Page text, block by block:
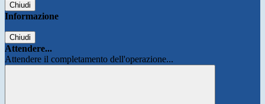
Chiudi
Informazione
Chiudi
Attendere...
Attendere il completamento dell'operazione...